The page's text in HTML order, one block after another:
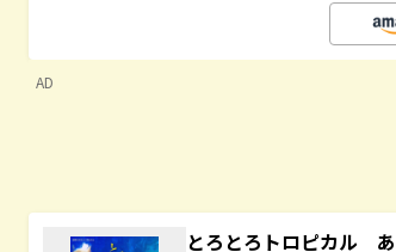
AD
とろとろトロピカル